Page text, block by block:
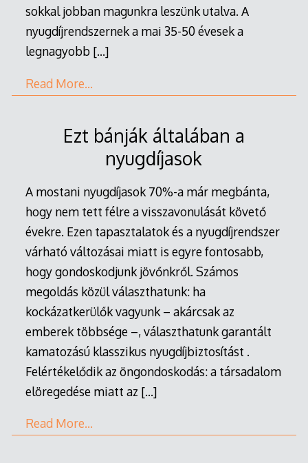
sokkal jobban magunkra leszünk utalva. A
nyugdíjrendszernek a mai 35-50 évesek a
legnagyobb […]
Read More…
Ezt bánják általában a
nyugdíjasok
A mostani nyugdíjasok 70%-a már megbánta,
hogy nem tett félre a visszavonulását követő
évekre. Ezen tapasztalatok és a nyugdíjrendszer
várható változásai miatt is egyre fontosabb,
hogy gondoskodjunk jövőnkről. Számos
megoldás közül választhatunk: ha
kockázatkerülők vagyunk – akárcsak az
emberek többsége –, választhatunk garantált
kamatozású klasszikus nyugdíjbiztosítást .
Felértékelődik az öngondoskodás: a társadalom
elöregedése miatt az […]
Read More…